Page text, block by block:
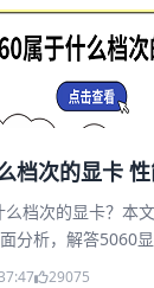
档次的显卡
么档次的显卡？本
分析，解答5060
29075